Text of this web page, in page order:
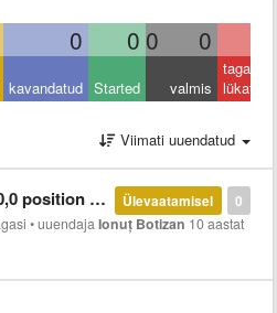
0 0 0 0
kavandatud Started valmis
tagasi
lükatud
Viimati uuendatud
0
Ülevaatamisel
to be 'top-left'
•uuendajaIonuț Botizan 10 aastat